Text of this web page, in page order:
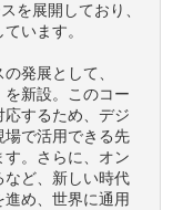
を展開しており、
います。
発展として、
を新設。このコー
するため、デジ
場で活用できる先
。さらに、オン
など、新しい時代
め、世界に通用